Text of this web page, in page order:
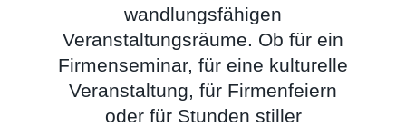
wandlungsfähigen
Veranstaltungsräume. Ob für ein
Firmenseminar, für eine kulturelle
Veranstaltung, für Firmenfeiern
oder für Stunden stiller